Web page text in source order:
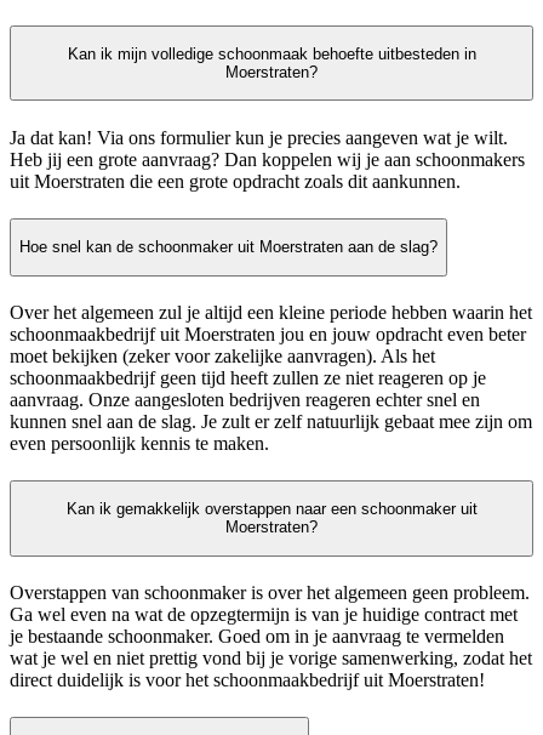
Kan ik mijn volledige schoonmaak behoefte uitbesteden in
Moerstraten?
Ja dat kan! Via ons formulier kun je precies aangeven wat je wilt.
Heb jij een grote aanvraag? Dan koppelen wij je aan schoonmakers
uit Moerstraten die een grote opdracht zoals dit aankunnen.
Hoe snel kan de schoonmaker uit Moerstraten aan de slag?
Over het algemeen zul je altijd een kleine periode hebben waarin het
schoonmaakbedrijf uit Moerstraten jou en jouw opdracht even beter
moet bekijken (zeker voor zakelijke aanvragen). Als het
schoonmaakbedrijf geen tijd heeft zullen ze niet reageren op je
aanvraag. Onze aangesloten bedrijven reageren echter snel en
kunnen snel aan de slag. Je zult er zelf natuurlijk gebaat mee zijn om
even persoonlijk kennis te maken.
Kan ik gemakkelijk overstappen naar een schoonmaker uit
Moerstraten?
Overstappen van schoonmaker is over het algemeen geen probleem.
Ga wel even na wat de opzegtermijn is van je huidige contract met
je bestaande schoonmaker. Goed om in je aanvraag te vermelden
wat je wel en niet prettig vond bij je vorige samenwerking, zodat het
direct duidelijk is voor het schoonmaakbedrijf uit Moerstraten!